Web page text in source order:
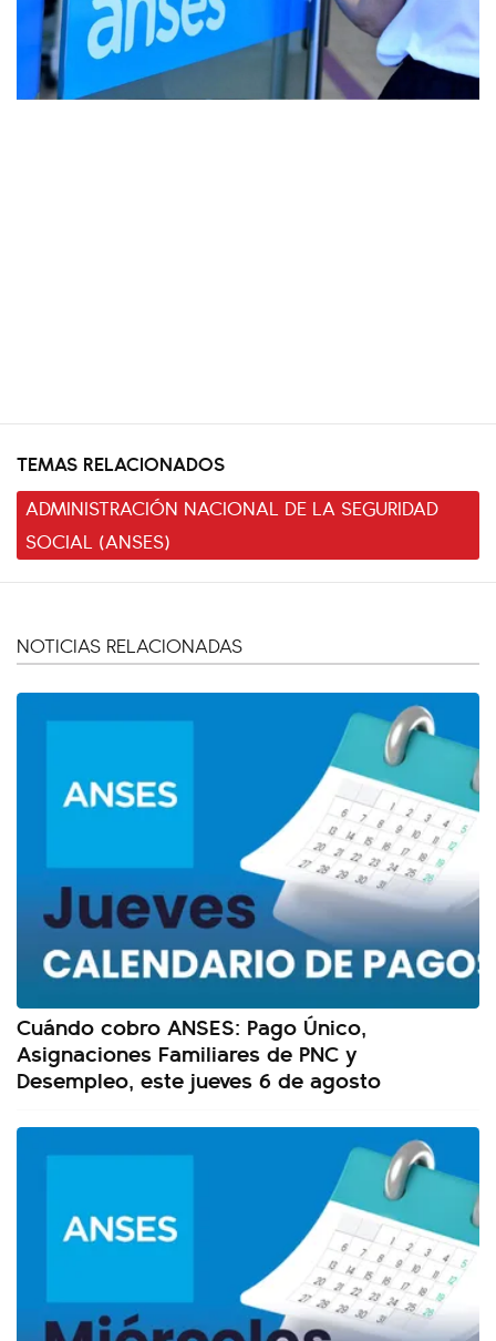
TEMAS RELACIONADOS
ADMINISTRACIÓN NACIONAL DE LA SEGURIDAD
SOCIAL (ANSES)
NOTICIAS RELACIONADAS
Cuándo cobro ANSES: Pago Único,
Asignaciones Familiares de PNC y
Desempleo, este jueves 6 de agosto